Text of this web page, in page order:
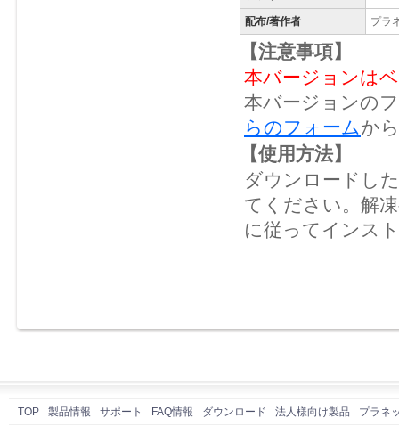
配布/著作者 プラ
【注意事項】
本バージョンは
本バージョンの
らのフォームか
【使用方法】
ダウンロードし
てください。解
に従ってインス
TOP 製品情報 サポート FAQ情報 ダウンロード 法人様向け製品 プラネ